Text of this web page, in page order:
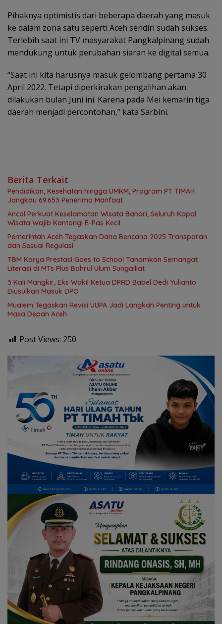
Pihaknya optimistis dari beberapa daerah yang masuk
ke dalam zona satu seperti Aceh sendiri sudah sukses.
Terlebih saat ini TV masyarakat Pangkalpinang sudah
mendukung untuk perubahan siaran ke digital semua.
“Saat ini kita harusnya masuk gelombang pertama 30
April 2022. Tetapi diperkirakan pengalihan akan
dilakukan bulan Juni ini. Karena pada Mei kemarin tiga
daerah menjadi percontohan,” kata Sarbini.
Berita Terkait
Pendidikan, Kesehatan hingga UMKM, Program PT TIMAH
Jangkau 69.653 Penerima Manfaat
Ancol Perkuat Keselamatan Wisata Bahari, Seluruh Kapal
Wisata Wajib Kantongi E-Pas Kecil
Pemerintah Aceh Tegaskan Dana Bencana 2025 Transparan
dan Sesuai Regulasi
TBM Karya Prestasi Goes to School Tanamkan Semangat
Literasi di MTs Plus Bahrul Ulum Sungailiat
3 Kali Mangkir, Eks Wakil Ketua DPRD Babel Dedi Yulianto
Diusulkan Masuk DPO
Mualem Tegaskan Revisi UUPA Jadi Langkah Penting untuk
Masa Depan Aceh
Post Views: 250